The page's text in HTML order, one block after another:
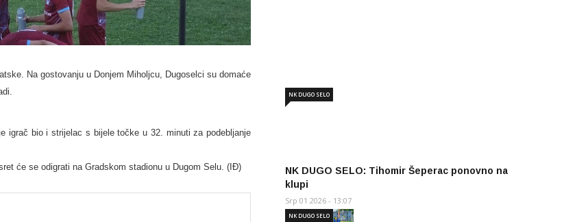
Na gostovanju u Donjem Miholjcu, Dugoselci su domaće
igrač bio i strijelac s bijele točke u 32. minuti za podebljanje
će se odigrati na Gradskom stadionu u Dugom Selu. (IĐ)
NK DUGO SELO: Tihomir Šeperac ponovno na
klupi
NK DUGO SELO
Srp 01 2026 - 13:07
NK DUGO SELO